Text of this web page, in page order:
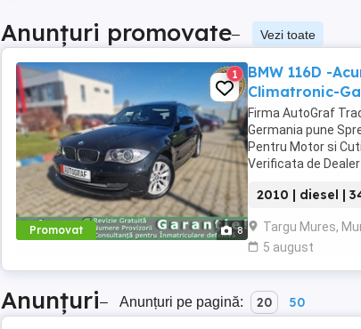
Anunțuri promovate– Vezi toate
Promovat 8
1
BMW 116D -
Climatronic-
Firma AutoGraf
Germania pune
Pentru Motor si
Verificata de Dealer
2010 | diesel |
Targu Mures,
5 august
Anunțuri– Anunțuri pe pagină: 20 50